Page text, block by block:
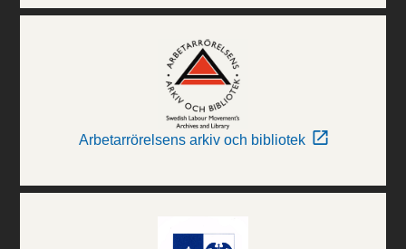
Arbetarrörelsens arkiv och bibliotek